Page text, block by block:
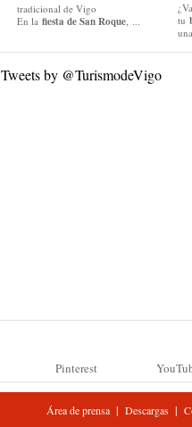
tradicional de Vigo
En la fiesta de San Roque, ...
tu
Tweets by @TurismodeVigo
Pinterest
Área de prensa| Descargas|